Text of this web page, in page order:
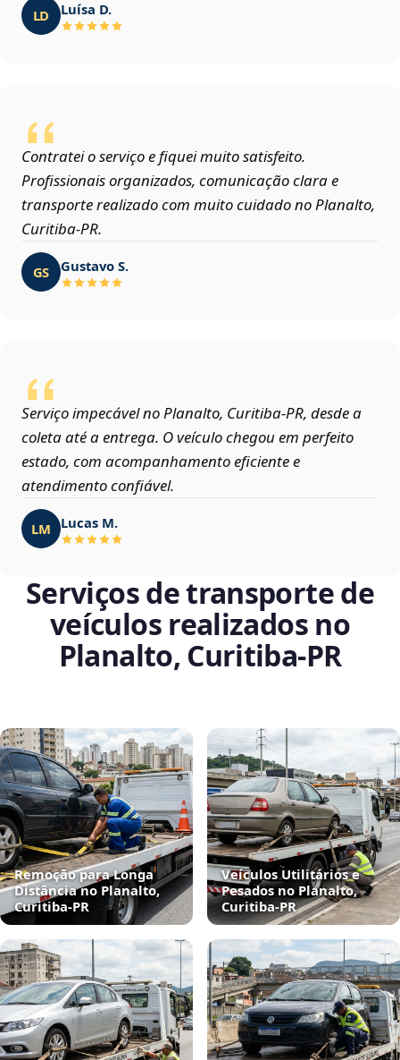
LD Luísa D.
Contratei o serviço e fiquei muito satisfeito.
Profissionais organizados, comunicação clara e
transporte realizado com muito cuidado no Planalto,
Curitiba‑PR.
GS Gustavo S.
Serviço impecável no Planalto, Curitiba‑PR, desde a
coleta até a entrega. O veículo chegou em perfeito
estado, com acompanhamento eficiente e
atendimento confiável.
LM Lucas M.
Serviços de transporte de
veículos realizados no
Planalto, Curitiba‑PR
Remoção para Longa
Distância no Planalto,
Curitiba‑PR
Veículos Utilitários e
Pesados no Planalto,
Curitiba‑PR